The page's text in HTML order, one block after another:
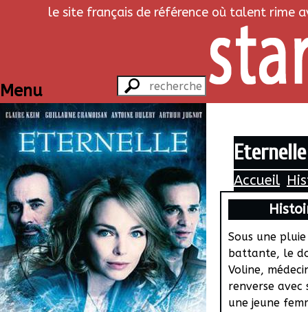
le site français de référence où talent rime
Menu
Eternelle
Accueil
Sous une pluie
battante, le
Voline,
renverse avec
une jeune